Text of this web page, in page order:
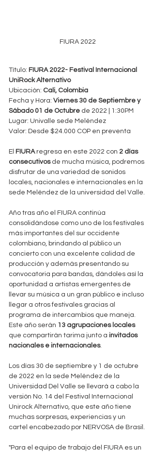
FIURA 2022
Título: FIURA 2022- Festival Internacional
UniRock Alternativo
Ubicación: Cali, Colombia
Fecha y Hora: Viernes 30 de Septiembre y
Sábado 01 de Octubre de 2022 | 1:30PM
Lugar: Univalle sede Meléndez
Valor: Desde $24.000 COP en preventa
El FIURA regresa en este 2022 con 2 días
consecutivos de mucha música, podremos
disfrutar de una variedad de sonidos
locales, nacionales e internacionales en la
sede Meléndez de la universidad del Valle.
Año tras año el FIURA continúa
consolidándose como uno de los festivales
más importantes del sur occidente
colombiano, brindando al público un
concierto con una excelente calidad de
producción y además presentando su
convocatoria para bandas, dándoles así la
oportunidad a artistas emergentes de
llevar su música a un gran público e incluso
llegar a otros festivales gracias al
programa de intercambios que maneja.
Este año serán 13 agrupaciones locales
que compartirán tarima junto a invitados
nacionales e internacionales.
Los días 30 de septiembre y 1 de octubre
de 2022 en la sede Meléndez de la
Universidad Del Valle se llevará a cabo la
versión No. 14 del Festival Internacional
Unirock Alternativo, que este año tiene
muchas sorpresas, experiencias y un
cartel encabezado por NERVOSA de Brasil.
"Para el equipo de trabajo del FIURA es un